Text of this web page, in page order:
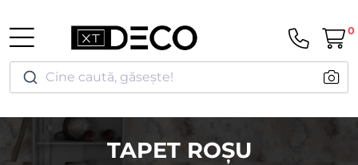
Cine caută, găsește!
0
TAPET ROȘU